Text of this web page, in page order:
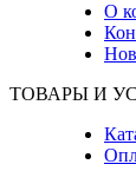
О
ТОВАРЫ И